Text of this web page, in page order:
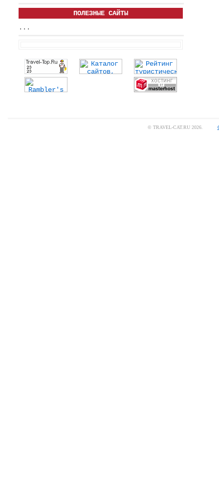
ПОЛЕЗНЫЕ САЙТЫ
...
© TRAVEL-CAT.RU 2026.